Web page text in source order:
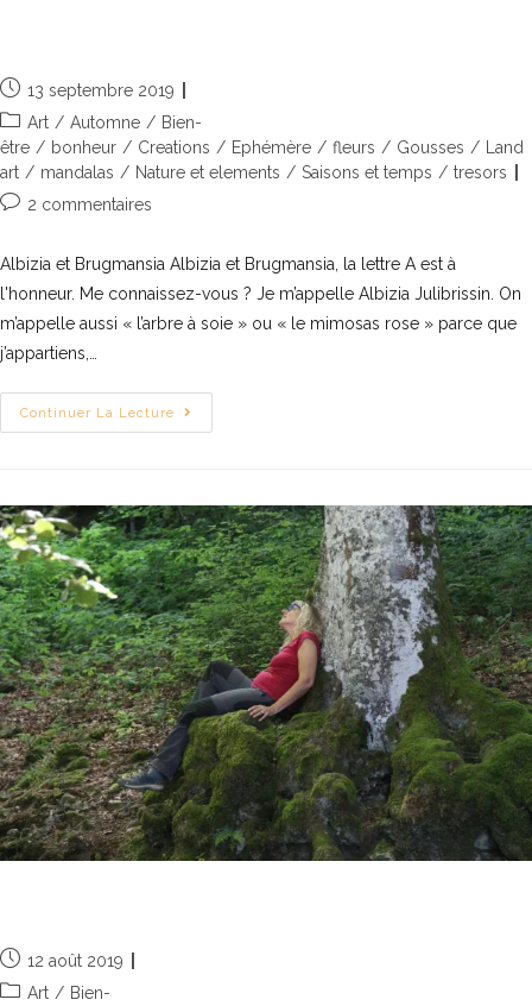
13 septembre 2019
Art / Automne / Bien-
être / bonheur / Creations / Ephémère / fleurs / Gousses / Land
art / mandalas / Nature et elements / Saisons et temps / tresors
2 commentaires
Albizia et Brugmansia Albizia et Brugmansia, la lettre A est à
l'honneur. Me connaissez-vous ? Je m’appelle Albizia Julibrissin. On
m’appelle aussi « l’arbre à soie » ou « le mimosas rose » parce que
j’appartiens,…
Continuer La Lecture
12 août 2019
Art / Bien-